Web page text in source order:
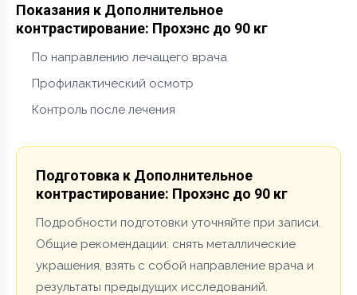
Показания к Дополнительное
контрастирование: Прохэнс до 90 кг
По направлению лечащего врача
Профилактический осмотр
Контроль после лечения
Подготовка к Дополнительное
контрастирование: Прохэнс до 90 кг
Подробности подготовки уточняйте при записи.
Общие рекомендации: снять металлические
украшения, взять с собой направление врача и
результаты предыдущих исследований.